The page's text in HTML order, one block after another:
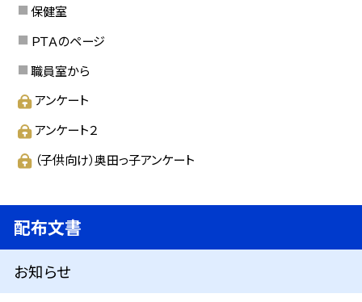
保健室
ＰＴＡのページ
職員室から
アンケート
アンケート２
（子供向け）奥田っ子アンケート
配布文書
お知らせ